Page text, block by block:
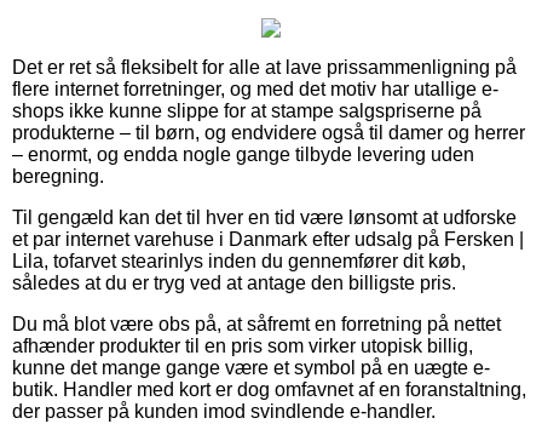
Det er ret så fleksibelt for alle at lave prissammenligning på
flere internet forretninger, og med det motiv har utallige e-
shops ikke kunne slippe for at stampe salgspriserne på
produkterne – til børn, og endvidere også til damer og herrer
– enormt, og endda nogle gange tilbyde levering uden
beregning.
Til gengæld kan det til hver en tid være lønsomt at udforske
et par internet varehuse i Danmark efter udsalg på Fersken |
Lila, tofarvet stearinlys inden du gennemfører dit køb,
således at du er tryg ved at antage den billigste pris.
Du må blot være obs på, at såfremt en forretning på nettet
afhænder produkter til en pris som virker utopisk billig,
kunne det mange gange være et symbol på en uægte e-
butik. Handler med kort er dog omfavnet af en foranstaltning,
der passer på kunden imod svindlende e-handler.